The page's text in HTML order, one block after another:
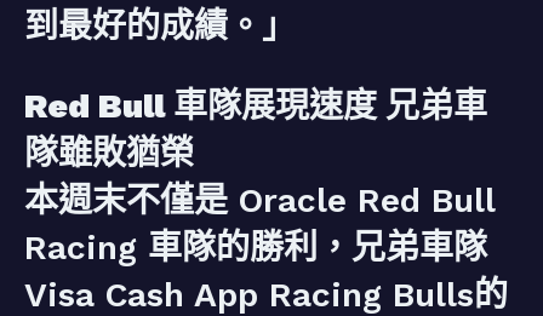
到最好的成績。」
Red Bull 車隊展現速度 兄弟車
隊雖敗猶榮
本週末不僅是 Oracle Red Bull
Racing 車隊的勝利，兄弟車隊
Visa Cash App Racing Bulls的